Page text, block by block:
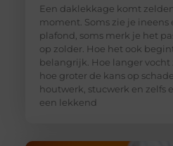
Een daklekkage komt
moment. Soms zie je
plafond, soms merk je het
op zolder. Hoe het ook
belangrijk. Hoe langer
hoe groter de kans op
houtwerk, stucwerk en zelfs
een lekkend